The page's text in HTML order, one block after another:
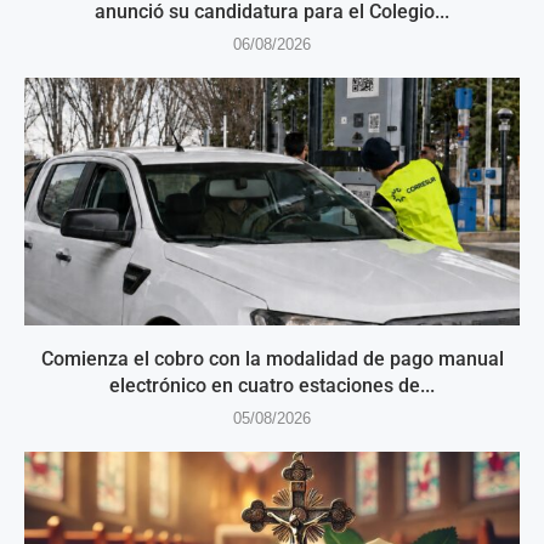
anunció su candidatura para el Colegio...
06/08/2026
Comienza el cobro con la modalidad de pago manual
electrónico en cuatro estaciones de...
05/08/2026